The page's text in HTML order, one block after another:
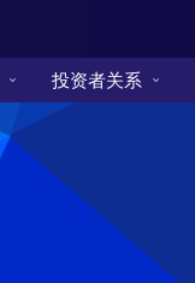
投资者关系